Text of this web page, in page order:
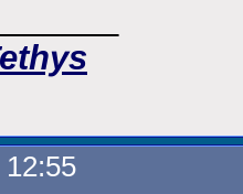
12:55